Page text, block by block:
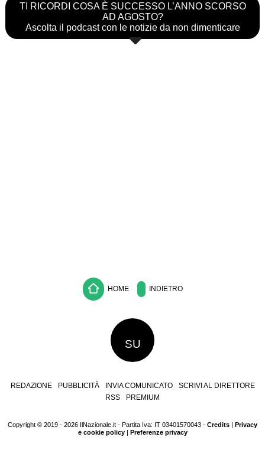
TI RICORDI COSA È SUCCESSO L’ANNO SCORSO
AD AGOSTO?
Ascolta il podcast con le notizie da non dimenticare
HOME INDIETRO
SU
REDAZIONE PUBBLICITÀ INVIA COMUNICATO
SCRIVI AL DIRETTORE
RSS
PREMIUM
Copyright © 2019 - 2026 IlNazionale.it - Partita Iva: IT 03401570043 - Credits | Privacy
e cookie policy| Preferenze privacy